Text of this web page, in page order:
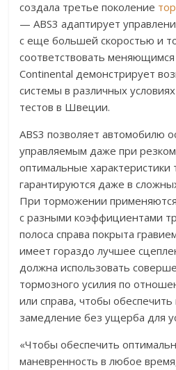
создала третье поколение
— ABS3 адаптирует
с еще большей скоростью и
соответствовать
Continental демонстрирует
системы в различных
тестов в Швеции.
ABS3 позволяет автомобилю
управляемым даже при
оптимальные
гарантируются даже в
При торможении
с разными коэффициентами
полоса справа покрыта
имеет гораздо лучшее
должна использовать
тормозного усилия по
или справа, чтобы
замедление без ущерба для
«Чтобы обеспечить
маневренность в любое